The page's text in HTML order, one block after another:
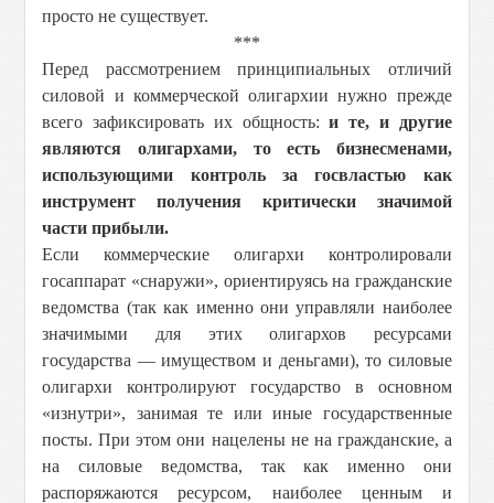
просто не существует.
***
Перед рассмотрением принципиальных отличий
силовой и коммерческой олигархии нужно прежде
всего зафиксировать их общность:и те, и другие
являются олигархами, то есть бизнесменами,
использующими контроль за госвластью как
инструмент получения критически значимой
части прибыли.
Если коммерческие олигархи контролировали
госаппарат «снаружи», ориентируясь на гражданские
ведомства (так как именно они управляли наиболее
значимыми для этих олигархов ресурсами
государства — имуществом и деньгами), то силовые
олигархи контролируют государство в основном
«изнутри», занимая те или иные государственные
посты. При этом они нацелены не на гражданские, а
на силовые ведомства, так как именно они
распоряжаются ресурсом, наиболее ценным и